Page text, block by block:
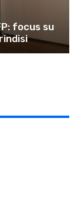
focus su